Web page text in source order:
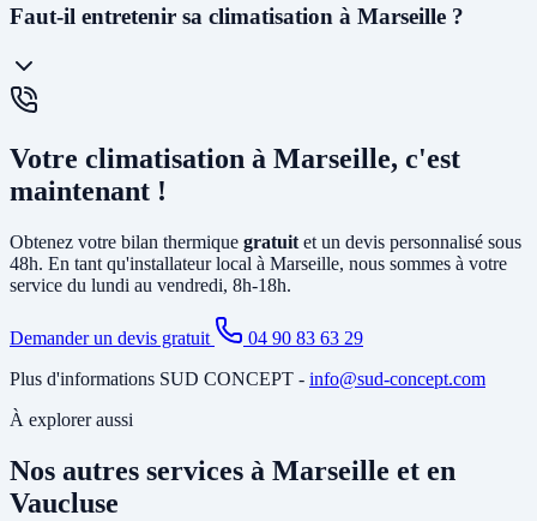
LaPAC air-air(climatisation réversible) souffle directement de l'air
circuit de chauffage (radiateurs ou plancher chauffant) et peut aussi
produire votre eau chaude sanitaire. Elle remplace avantageusement
une chaudière gaz ou fioul et est éligible à MaPrimeRénov'.
Faut-il entretenir sa climatisation à Marseille ?
Oui, un
proposons descontrats de maintenanceà Marseille incluant le
nettoyage des filtres, la vérification du circuit frigorifique, le contrôle
des performances et la recharge éventuelle du fluide.
Votre climatisation à Marseille, c'est
maintenant !
Obtenez votre bilan thermique gratuit et un devis personnalisé sous
48h. En tant qu'installateur local à Marseille, nous sommes à votre
service du lundi au vendredi, 8h-18h.
Demander un devis gratuit
04 90 83 63 29
Plus d'informations SUD CONCEPT - info@sud-concept.com
À explorer aussi
Nos autres services à Marseille et en
Vaucluse